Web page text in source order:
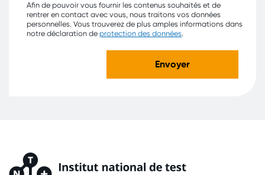
Afin de pouvoir vous fournir les contenus souhaités et de
rentrer en contact avec vous, nous traitons vos données
personnelles. Vous trouverez de plus amples informations dans
notre déclaration de protection des données.